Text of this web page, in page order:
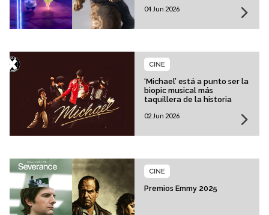
04 Jun 2026
‘Michael’ está a punto ser la
biopic musical más
taquillera de la historia
CINE
02 Jun 2026
Premios Emmy 2025
CINE